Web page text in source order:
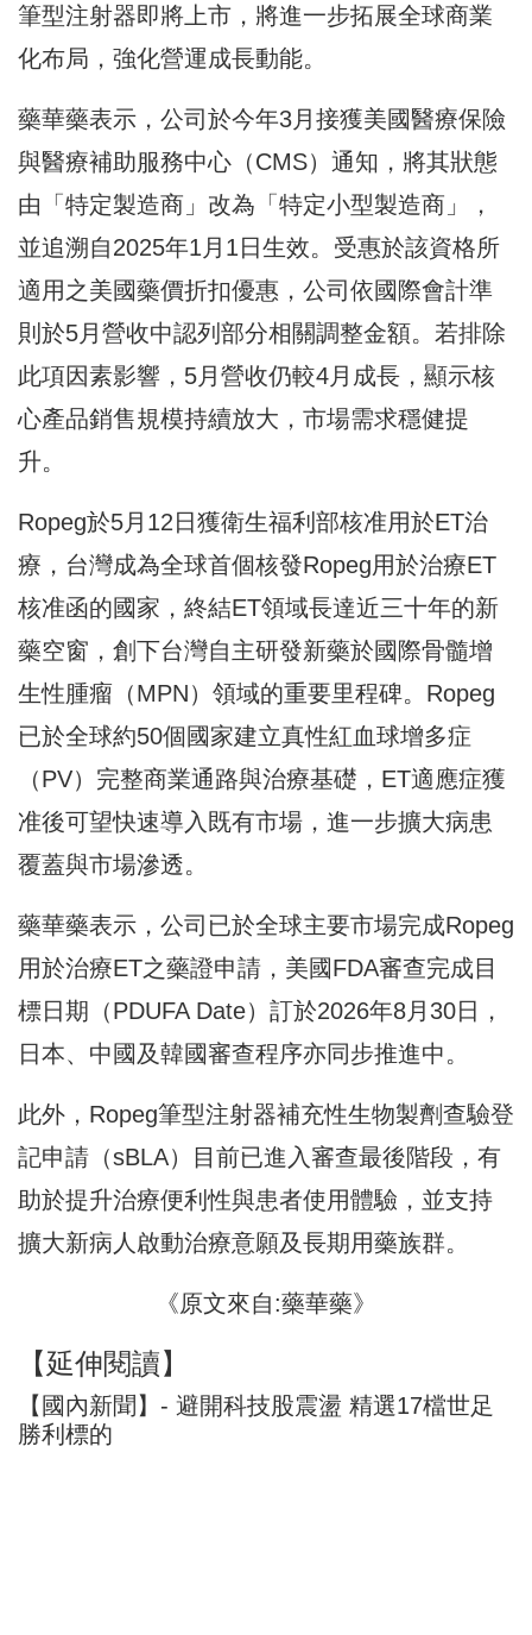
筆型注射器即將上市，將進一步拓展全球商業
化布局，強化營運成長動能。
藥華藥表示，公司於今年3月接獲美國醫療保險
與醫療補助服務中心（CMS）通知，將其狀態
由「特定製造商」改為「特定小型製造商」，
並追溯自2025年1月1日生效。受惠於該資格所
適用之美國藥價折扣優惠，公司依國際會計準
則於5月營收中認列部分相關調整金額。若排除
此項因素影響，5月營收仍較4月成長，顯示核
心產品銷售規模持續放大，市場需求穩健提
升。
Ropeg於5月12日獲衛生福利部核准用於ET治
療，台灣成為全球首個核發Ropeg用於治療ET
核准函的國家，終結ET領域長達近三十年的新
藥空窗，創下台灣自主研發新藥於國際骨髓增
生性腫瘤（MPN）領域的重要里程碑。Ropeg
已於全球約50個國家建立真性紅血球增多症
（PV）完整商業通路與治療基礎，ET適應症獲
准後可望快速導入既有市場，進一步擴大病患
覆蓋與市場滲透。
藥華藥表示，公司已於全球主要市場完成Ropeg
用於治療ET之藥證申請，美國FDA審查完成目
標日期（PDUFA Date）訂於2026年8月30日，
日本、中國及韓國審查程序亦同步推進中。
此外，Ropeg筆型注射器補充性生物製劑查驗登
記申請（sBLA）目前已進入審查最後階段，有
助於提升治療便利性與患者使用體驗，並支持
擴大新病人啟動治療意願及長期用藥族群。
《原文來自:藥華藥》
【延伸閱讀】
【國內新聞】- 避開科技股震盪 精選17檔世足
勝利標的